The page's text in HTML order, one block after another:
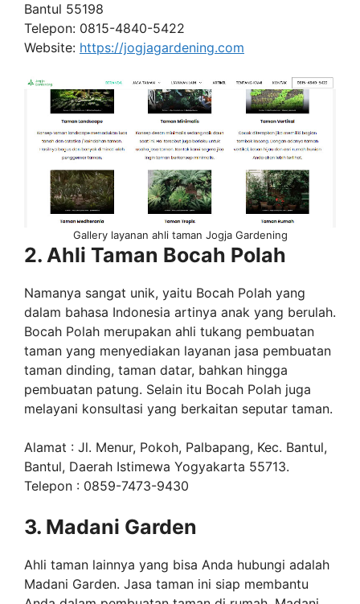
Bantul 55198
Telepon: 0815-4840-5422
Website: https://jogjagardening.com
Gallery layanan ahli taman Jogja Gardening
2. Ahli Taman Bocah Polah
Namanya sangat unik, yaitu Bocah Polah yang
dalam bahasa Indonesia artinya anak yang berulah.
Bocah Polah merupakan ahli tukang pembuatan
taman yang menyediakan layanan jasa pembuatan
taman dinding, taman datar, bahkan hingga
pembuatan patung. Selain itu Bocah Polah juga
melayani konsultasi yang berkaitan seputar taman.
Alamat : Jl. Menur, Pokoh, Palbapang, Kec. Bantul,
Bantul, Daerah Istimewa Yogyakarta 55713.
Telepon : 0859-7473-9430
3. Madani Garden
Ahli taman lainnya yang bisa Anda hubungi adalah
Madani Garden. Jasa taman ini siap membantu